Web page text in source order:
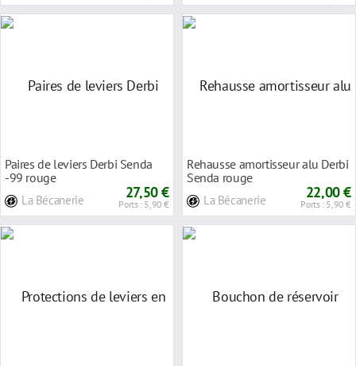
Paires de leviers Derbi Senda
-99 rouge
La Bécanerie 27,50 €
Ports : 5,90 €
Rehausse amortisseur alu Derbi
Senda rouge
La Bécanerie 22,00 €
Ports : 5,90 €